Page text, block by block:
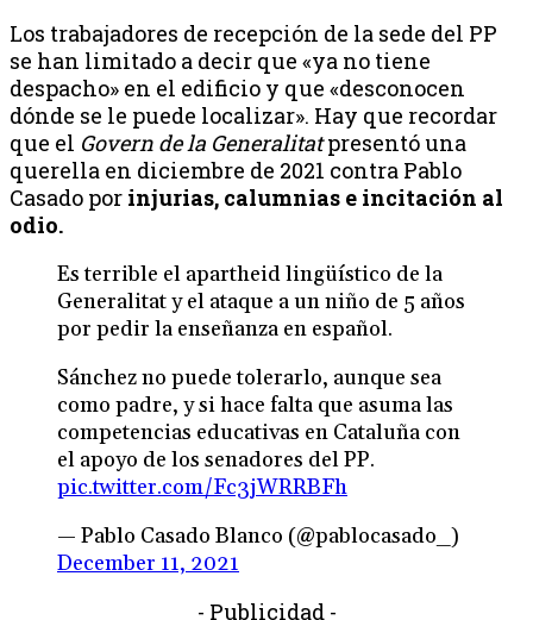
Los trabajadores de recepción de la sede del PP
se han limitado a decir que «ya no tiene
despacho» en el edificio y que «desconocen
dónde se le puede localizar». Hay que recordar
que el Govern de la Generalitatpresentó una
querella en diciembre de 2021 contra Pablo
Casado por injurias, calumnias e incitación al
odio.
Es terrible el apartheid lingüístico de la
Generalitat y el ataque a un niño de 5 años
por pedir la enseñanza en español.
Sánchez no puede tolerarlo, aunque sea
como padre, y si hace falta que asuma las
competencias educativas en Cataluña con
el apoyo de los senadores del PP.
pic.twitter.com/Fc3jWRRBFh
— Pablo Casado Blanco (@pablocasado_)
December 11, 2021
- Publicidad -